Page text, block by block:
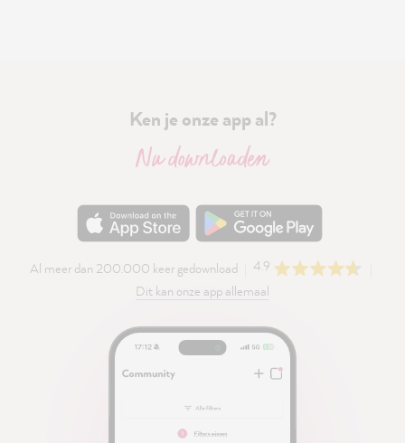
Ken je onze app al?
Nu downloaden
Al meer dan 200.000 keer gedownload
4.9
Dit kan onze app allemaal